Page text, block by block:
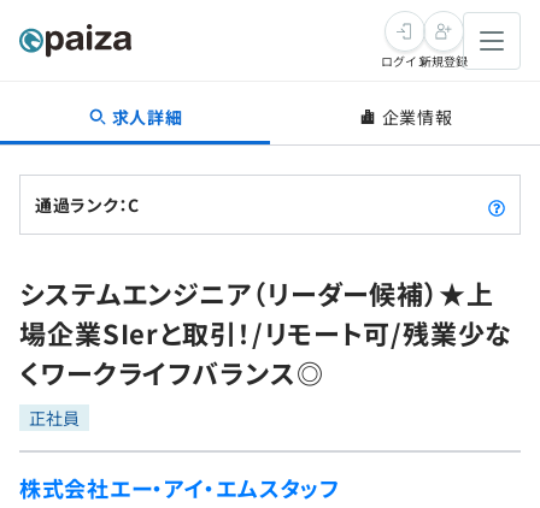
転職・キャリア
転職成功ガイド
転職エージェント
インタビュー
転職成功ガイド
新卒就活
求人検索
本選考
インターン
新卒エージェント
学習
問題集
4択課題
プログラミング言語
ゲーム・マンガ
ログイン新規登録
求人詳細 企業情報
通過ランク：C
システムエンジニア（リーダー候補）★上
場企業SIerと取引！/リモート可/残業少な
くワークライフバランス◎
正社員
株式会社エー・アイ・エムスタッフ